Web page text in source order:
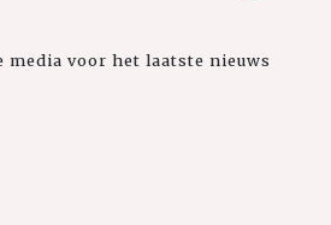
media voor het laatste nieuws